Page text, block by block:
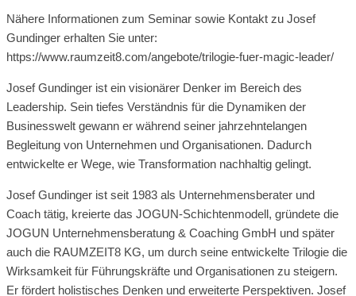
Nähere Informationen zum Seminar sowie Kontakt zu Josef
Gundinger erhalten Sie unter:
https://www.raumzeit8.com/angebote/trilogie-fuer-magic-leader/
Josef Gundinger ist ein visionärer Denker im Bereich des
Leadership. Sein tiefes Verständnis für die Dynamiken der
Businesswelt gewann er während seiner jahrzehntelangen
Begleitung von Unternehmen und Organisationen. Dadurch
entwickelte er Wege, wie Transformation nachhaltig gelingt.
Josef Gundinger ist seit 1983 als Unternehmensberater und
Coach tätig, kreierte das JOGUN-Schichtenmodell, gründete die
JOGUN Unternehmensberatung & Coaching GmbH und später
auch die RAUMZEIT8 KG, um durch seine entwickelte Trilogie die
Wirksamkeit für Führungskräfte und Organisationen zu steigern.
Er fördert holistisches Denken und erweiterte Perspektiven. Josef